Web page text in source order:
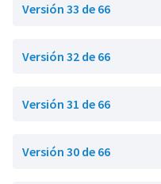
Versión 33 de 66
Versión 32 de 66
Versión 31 de 66
Versión 30 de 66